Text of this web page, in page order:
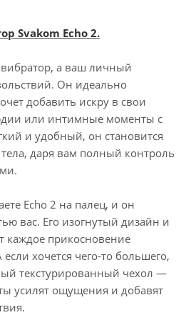
Svakom Echo 2.
вибратор, а ваш личный
Он идеально
добавить искру в свои
или интимные моменты с
и удобный, он становится
даря вам полный контроль
Echo 2 на палец, и он
вас. Его изогнутый дизайн и
каждое прикосновение
хочется чего-то большего,
текстурированный чехол —
усилят ощущения и добавят